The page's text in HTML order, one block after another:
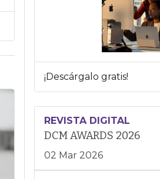
¡Descárgalo gratis!
REVISTA DIGITAL
DCM AWARDS 2026
02 Mar 2026